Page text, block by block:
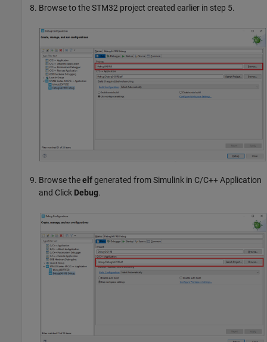
Browse to the STM32 project created earlier in step 5.
Browse theelfgenerated from Simulink in C/C++ Application
and Click Debug.